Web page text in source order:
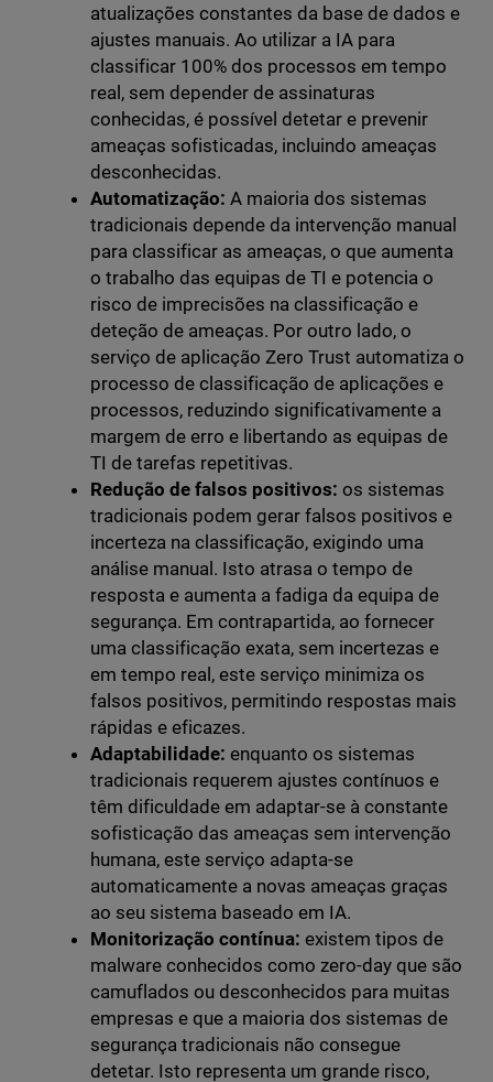
atualizações constantes da base de dados e
ajustes manuais. Ao utilizar a IA para
classificar 100% dos processos em tempo
real, sem depender de assinaturas
conhecidas, é possível detetar e prevenir
ameaças sofisticadas, incluindo ameaças
desconhecidas.
Automatização: A maioria dos sistemas
tradicionais depende da intervenção manual
para classificar as ameaças, o que aumenta
o trabalho das equipas de TI e potencia o
risco de imprecisões na classificação e
deteção de ameaças. Por outro lado, o
serviço de aplicação Zero Trust automatiza o
processo de classificação de aplicações e
processos, reduzindo significativamente a
margem de erro e libertando as equipas de
TI de tarefas repetitivas.
Redução de falsos positivos: os sistemas
tradicionais podem gerar falsos positivos e
incerteza na classificação, exigindo uma
análise manual. Isto atrasa o tempo de
resposta e aumenta a fadiga da equipa de
segurança. Em contrapartida, ao fornecer
uma classificação exata, sem incertezas e
em tempo real, este serviço minimiza os
falsos positivos, permitindo respostas mais
rápidas e eficazes.
Adaptabilidade: enquanto os sistemas
tradicionais requerem ajustes contínuos e
têm dificuldade em adaptar-se à constante
sofisticação das ameaças sem intervenção
humana, este serviço adapta-se
automaticamente a novas ameaças graças
ao seu sistema baseado em IA.
Monitorização contínua: existem tipos de
malware conhecidos como zero-day que são
camuflados ou desconhecidos para muitas
empresas e que a maioria dos sistemas de
segurança tradicionais não consegue
detetar. Isto representa um grande risco,